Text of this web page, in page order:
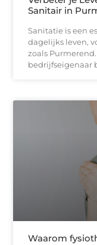
Sanitair in
Sanitatie is een
dagelijks leven,
zoals
bedrijfseigenaar
Waarom